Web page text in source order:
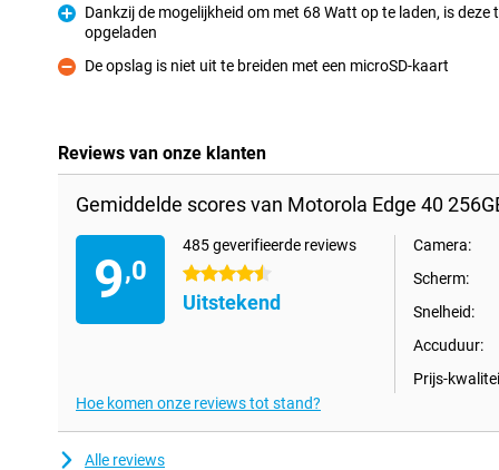
Pluspunt
Dankzij de mogelijkheid om met 68 Watt op te laden, is
opgeladen
Minpunt
De opslag is niet uit te breiden met een microSD-kaart
Reviews van onze klanten
Gemiddelde scores van Motorola Edge 40
9,0
485 geverifieerde reviews
4.5 sterren
Uitstekend
Camera:
Scherm:
Snelheid:
Accuduur:
Prijs-
Hoe komen onze reviews tot stand?
Alle reviews